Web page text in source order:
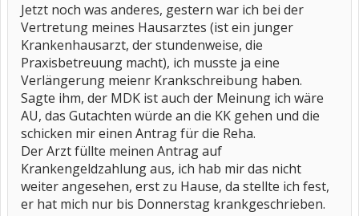
Jetzt noch was anderes, gestern war ich bei der
Vertretung meines Hausarztes (ist ein junger
Krankenhausarzt, der stundenweise, die
Praxisbetreuung macht), ich musste ja eine
Verlängerung meienr Krankschreibung haben.
Sagte ihm, der MDK ist auch der Meinung ich wäre
AU, das Gutachten würde an die KK gehen und die
schicken mir einen Antrag für die Reha.
Der Arzt füllte meinen Antrag auf
Krankengeldzahlung aus, ich hab mir das nicht
weiter angesehen, erst zu Hause, da stellte ich fest,
er hat mich nur bis Donnerstag krankgeschrieben.